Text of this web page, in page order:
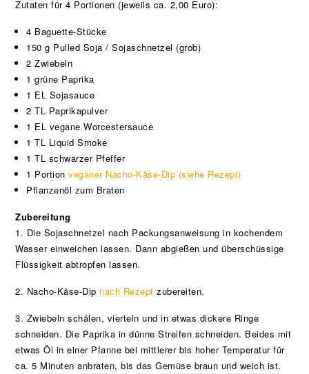
Zutaten für 4 Portionen (jeweils ca. 2,00 Euro):
4 Baguette-Stücke
150 g Pulled Soja / Sojaschnetzel (grob)
2 Zwiebeln
1 grüne Paprika
1 EL Sojasauce
2 TL Paprikapulver
1 EL vegane Worcestersauce
1 TL Liquid Smoke
1 TL schwarzer Pfeffer
1 Portionveganer Nacho-Käse-Dip (siehe Rezept)
Pflanzenöl zum Braten
Zubereitung
1. Die Sojaschnetzel nach Packungsanweisung in kochendem
Wasser einweichen lassen. Dann abgießen und überschüssige
Flüssigkeit abtropfen lassen.
2. Nacho-Käse-Dip nach Rezept zubereiten.
3. Zwiebeln schälen, vierteln und in etwas dickere Ringe
schneiden. Die Paprika in dünne Streifen schneiden. Beides mit
etwas Öl in einer Pfanne bei mittlerer bis hoher Temperatur für
ca. 5 Minuten anbraten, bis das Gemüse braun und weich ist.